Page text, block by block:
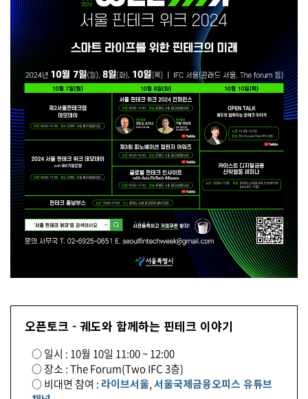
오픈토크 - 궤도와 함께하는 핀테크 이야기
○ 일시 : 10월 10일 11:00 ~ 12:00
○ 장소 : The Forum(Two IFC 3층)
○ 비대면 참여 : 라이브서울,서울국제금융오피스 유튜브